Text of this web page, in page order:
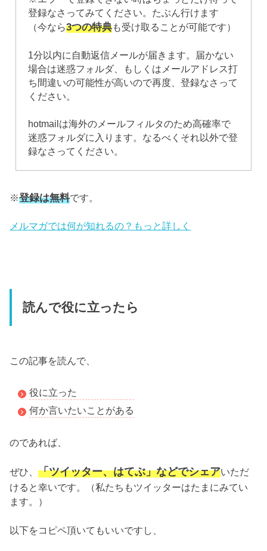
登録なさってみてください。たぶん行けます
（今なら3つの特典も受け取ることが可能です）
1分以内に自動返信メールが届きます。届かない
場合は迷惑フォルダ、もしくはメールアドレス打
ち間違いの可能性が高いので再度、登録なさって
ください。
hotmailは海外のメールフィルタのため高確率で
迷惑フォルダに入ります。なるべくそれ以外で登
録なさってください。
※登録は無料です。
メルマガでは何が知れるの？もっと詳しく
読んで役に立ったら
この記事を読んで、
役に立った
何か言いたいことがある
のであれば、
ぜひ、「ツイッター、はてぶ」などでシェアいただ
けると幸いです。（私たちもツイッターはたまにみてい
ます。）
以下をコピペ頂いてもいいですし、